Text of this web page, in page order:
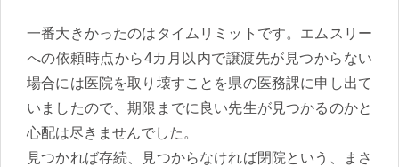
一番大きかったのはタイムリミットです。エムスリー
への依頼時点から4カ月以内で譲渡先が見つからない
場合には医院を取り壊すことを県の医務課に申し出て
いましたので、期限までに良い先生が見つかるのかと
心配は尽きませんでした。
見つかれば存続、見つからなければ閉院という、まさ